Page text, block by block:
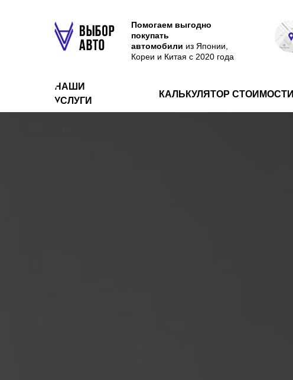
Помогаем выгодно
покупать
автомобили из Японии,
Кореи и Китая с 2020 года
НАШИ
УСЛУГИ
КАЛЬКУЛЯТОР СТОИМОСТИ